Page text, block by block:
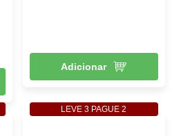
Adicionar
LEVE 3 PAGUE 2